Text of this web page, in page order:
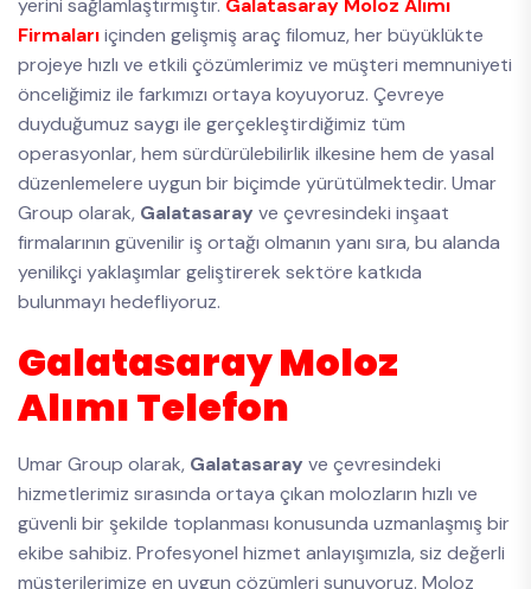
yerini sağlamlaştırmıştır. Galatasaray Moloz Alımı
Firmalarıiçinden gelişmiş araç filomuz, her büyüklükte
projeye hızlı ve etkili çözümlerimiz ve müşteri memnuniyeti
önceliğimiz ile farkımızı ortaya koyuyoruz. Çevreye
duyduğumuz saygı ile gerçekleştirdiğimiz tüm
operasyonlar, hem sürdürülebilirlik ilkesine hem de yasal
düzenlemelere uygun bir biçimde yürütülmektedir. Umar
Group olarak, Galatasaray ve çevresindeki inşaat
firmalarının güvenilir iş ortağı olmanın yanı sıra, bu alanda
yenilikçi yaklaşımlar geliştirerek sektöre katkıda
bulunmayı hedefliyoruz.
Galatasaray Moloz
Alımı Telefon
Umar Group olarak, Galatasaray ve çevresindeki
hizmetlerimiz sırasında ortaya çıkan molozların hızlı ve
güvenli bir şekilde toplanması konusunda uzmanlaşmış bir
ekibe sahibiz. Profesyonel hizmet anlayışımızla, siz değerli
müşterilerimize en uygun çözümleri sunuyoruz. Moloz